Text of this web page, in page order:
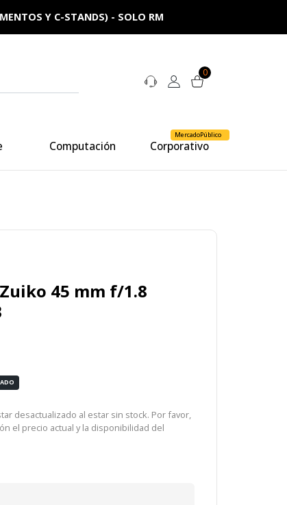
0
Computación Corporativo
MercadoPúblico
Y C-STANDS) - SOLO RM
45 mm f/1.8
desactualizado al estar sin stock. Por favor,
el precio actual y la disponibilidad del